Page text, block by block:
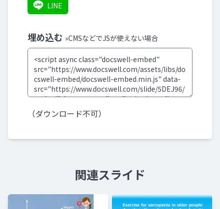
LINE
埋め込む »CMSなどでJSが使えない場合
（ダウンロード不可）
関連スライド